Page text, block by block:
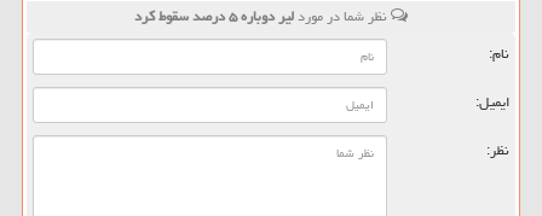
نظر شما در موردلیر دوباره ۵ درصد سقوط كرد
نام:
ایمیل:
نظر: